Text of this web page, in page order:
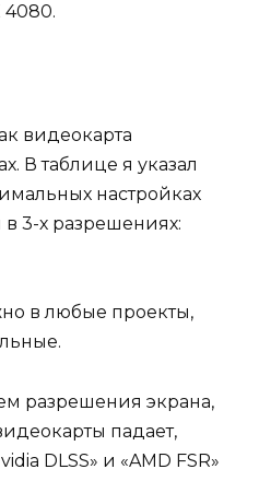
4080.
видеокарта
В таблице я указал
настройках
3-х разрешениях:
в любые проекты,
разрешения экрана,
падает,
DLSS» и «AMD FSR»